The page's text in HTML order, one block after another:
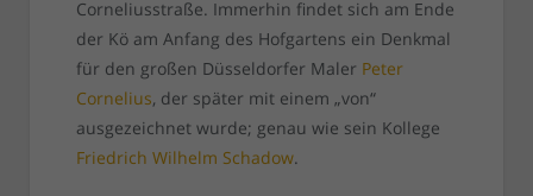
Corneliusstraße. Immerhin findet sich am Ende
der Kö am Anfang des Hofgartens ein Denkmal
für den großen Düsseldorfer Maler Peter
Cornelius, der später mit einem „von“
ausgezeichnet wurde; genau wie sein Kollege
Friedrich Wilhelm Schadow.